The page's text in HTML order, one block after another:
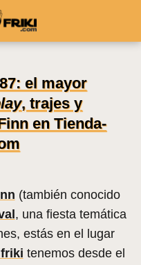
el mayor
, trajes y
en Tienda-
(también conocido
, una fiesta temática
estás en el lugar
friki tenemos desde el